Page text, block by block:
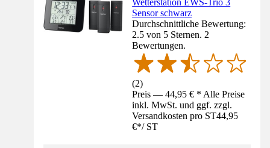
Wetterstation EWS-Trio 3
Sensor schwarz
Durchschnittliche Bewertung:
2.5 von 5 Sternen. 2
Bewertungen.
(2)
Preis — 44,95 € * Alle Preise
inkl. MwSt. und ggf. zzgl.
Versandkosten pro ST44,95
€*/ ST